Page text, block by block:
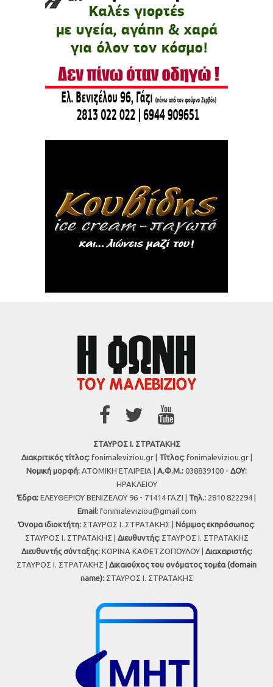
ΣΤΑΥΡΟΣ Ι. ΣΤΡΑΤΑΚΗΣ
Διακριτικός τίτλος:fonimaleviziou.gr | Τίτλος:fonimaleviziou.gr |
Νομική μορφή: ΑΤΟΜΙΚΗ ΕΤΑΙΡΕΙΑ | Α.Φ.Μ.: 038839100 - ΔΟΥ:
ΗΡΑΚΛΕΙΟΥ
Έδρα: ΕΛΕΥΘΕΡΙΟΥ ΒΕΝΙΖΕΛΟΥ 96 - 71414 ΓΑΖΙ | Τηλ.: 2810 822294 |
Εmail: fonimaleviziou@gmail.com
Όνομα ιδιοκτήτη: ΣΤΑΥΡΟΣ Ι. ΣΤΡΑΤΑΚΗΣ | Νόμιμος εκπρόσωπος:
ΣΤΑΥΡΟΣ Ι. ΣΤΡΑΤΑΚΗΣ | Διευθυντής:ΣΤΑΥΡΟΣ Ι. ΣΤΡΑΤΑΚΗΣ
Διευθυντής σύνταξης:ΚΟΡΙΝΑ ΚΑΦΕΤΖΟΠΟΥΛΟΥ | Διαχειριστής:
ΣΤΑΥΡΟΣ Ι. ΣΤΡΑΤΑΚΗΣ | Δικαιούχος του ονόματος τομέα (domain
name):ΣΤΑΥΡΟΣ Ι. ΣΤΡΑΤΑΚΗΣ